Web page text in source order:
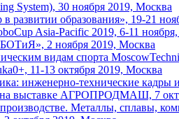
System), 30 ноября 2019, Москва
развитии образования», 19-21
Asia-Pacific 2019, 6-11
2 ноября 2019, Москва
видам спорта
11-13 октября 2019, Москва
инженерно-технические
выставке АГРОПРОДМАШ, 7
Металлы, сплавы,